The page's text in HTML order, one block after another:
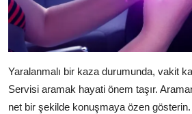
Yaralanmalı bir kaza durumunda, vakit
Servisi aramak hayati önem taşır.
net bir şekilde konuşmaya özen